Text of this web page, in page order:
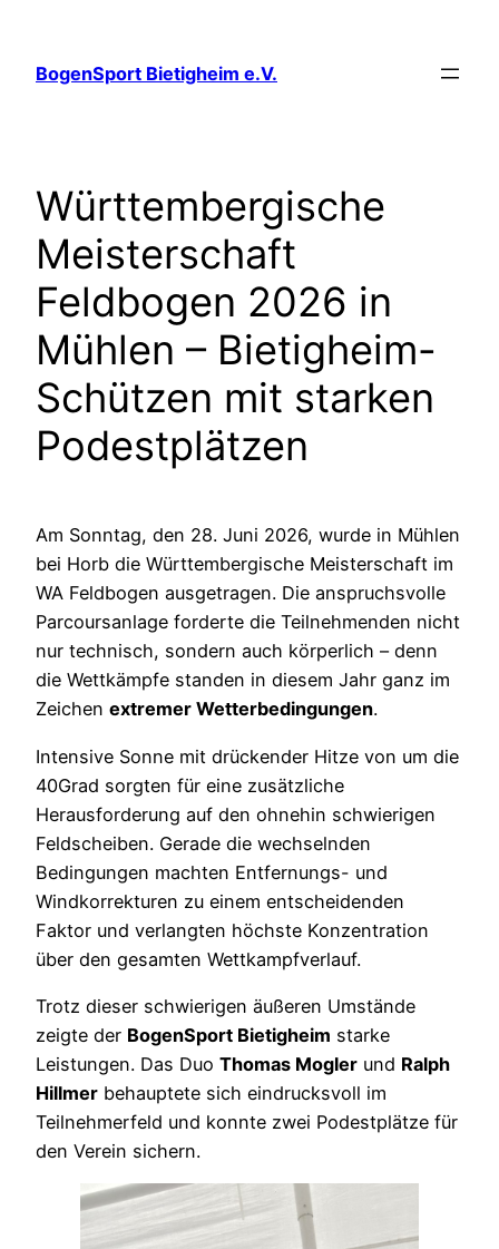
springen
BogenSport Bietigheim e.V.
Württembergische
Meisterschaft
Feldbogen 2026 in
Mühlen – Bietigheim-
Schützen mit starken
Podestplätzen
Am Sonntag, den 28. Juni 2026, wurde in Mühlen
bei Horb die Württembergische Meisterschaft im
WA Feldbogen ausgetragen. Die anspruchsvolle
Parcoursanlage forderte die Teilnehmenden nicht
nur technisch, sondern auch körperlich – denn
die Wettkämpfe standen in diesem Jahr ganz im
Zeichen extremer Wetterbedingungen.
Intensive Sonne mit drückender Hitze von um die
40Grad sorgten für eine zusätzliche
Herausforderung auf den ohnehin schwierigen
Feldscheiben. Gerade die wechselnden
Bedingungen machten Entfernungs- und
Windkorrekturen zu einem entscheidenden
Faktor und verlangten höchste Konzentration
über den gesamten Wettkampfverlauf.
Trotz dieser schwierigen äußeren Umstände
zeigte der BogenSport Bietigheim starke
Leistungen. Das Duo Thomas Mogler und Ralph
Hillmer behauptete sich eindrucksvoll im
Teilnehmerfeld und konnte zwei Podestplätze für
den Verein sichern.